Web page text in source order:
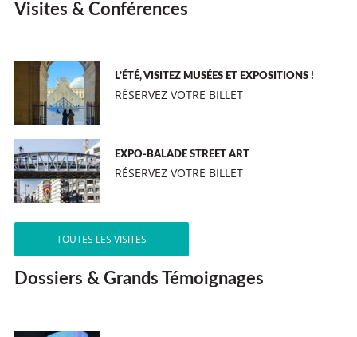
Visites & Conférences
L’ÉTÉ, VISITEZ MUSÉES ET EXPOSITIONS !
RÉSERVEZ VOTRE BILLET
EXPO-BALADE STREET ART
RÉSERVEZ VOTRE BILLET
TOUTES LES VISITES
Dossiers & Grands Témoignages